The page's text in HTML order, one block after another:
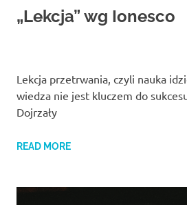
zaprasza
wernisaże,
pokazy
filmów.
Opole
„Lekcja” wg Ionesco
Lekcja przetrwania, czyli nauka
wiedza nie jest kluczem do
Dojrzały
READ MORE